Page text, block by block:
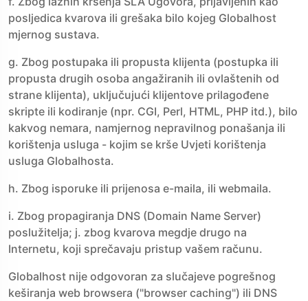
posljedica kvarova ili grešaka bilo kojeg Globalhost
mjernog sustava.
g. Zbog postupaka ili propusta klijenta (postupka ili
propusta drugih osoba angažiranih ili ovlaštenih od
strane klijenta), uključujući klijentove prilagođene
skripte ili kodiranje (npr. CGI, Perl, HTML, PHP itd.), bilo
kakvog nemara, namjernog nepravilnog ponašanja ili
korištenja usluga - kojim se krše Uvjeti korištenja
usluga Globalhosta.
h. Zbog isporuke ili prijenosa e-maila, ili webmaila.
i. Zbog propagiranja DNS (Domain Name Server)
poslužitelja; j. zbog kvarova megdje drugo na
Internetu, koji sprečavaju pristup vašem računu.
Globalhost nije odgovoran za slučajeve pogrešnog
keširanja web browsera ("browser caching") ili DNS